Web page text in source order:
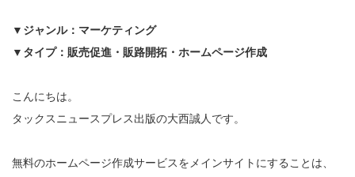
▼ジャンル：マーケティング
▼タイプ：販売促進・販路開拓・ホームページ作成
こんにちは。
タックスニュースプレス出版の大西誠人です。
無料のホームページ作成サービスをメインサイトにすることは、